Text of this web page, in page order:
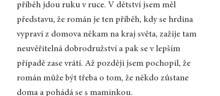
příběh jdou ruku v ruce. V dětství jsem měl
představu, že román je ten příběh, kdy se hrdina
vypraví z domova někam na kraj světa, zažije tam
neuvěřitelná dobrodružství a pak se v lepším
případě zase vrátí. Až později jsem pochopil, že
román může být třeba o tom, že někdo zůstane
doma a pohádá se s maminkou.